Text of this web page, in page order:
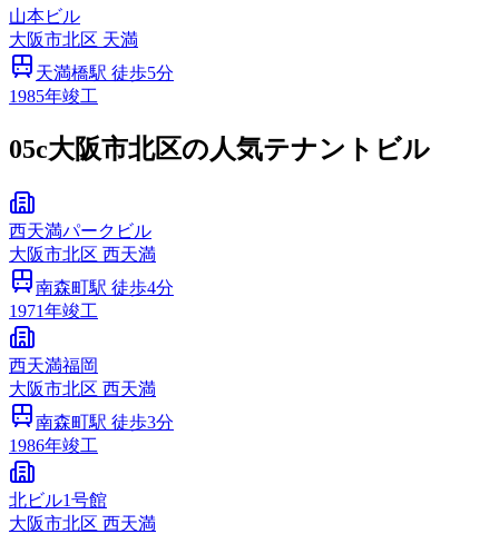
山本ビル
大阪市北区 天満
天満橋駅 徒歩5分
1985年竣工
05c大阪市北区の人気テナントビル
西天満パークビル
大阪市北区 西天満
南森町駅 徒歩4分
1971年竣工
西天満福岡
大阪市北区 西天満
南森町駅 徒歩3分
1986年竣工
北ビル1号館
大阪市北区 西天満